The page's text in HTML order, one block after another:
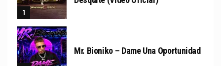
Mr. Bioniko – Dame Una Oportunidad